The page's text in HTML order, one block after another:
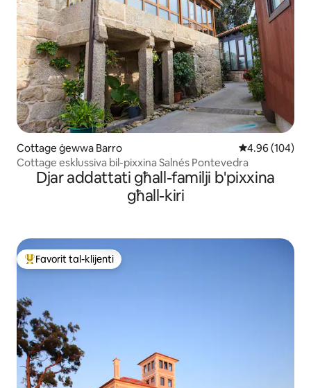
Cottage ġewwa Barro Rating medju
4.96 (104)
Cottage esklussiva bil-pixxina Salnés Pontevedra
Djar addattati għall-familji b'pixxina
għall-kiri
Wieħed mill-aqwa favoriti tal-klijenti
Favorit tal-klijenti